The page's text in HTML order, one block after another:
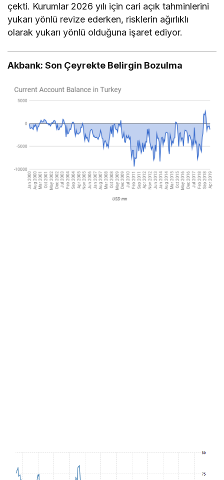
çekti. Kurumlar 2026 yılı için cari açık tahminlerini
yukarı yönlü revize ederken, risklerin ağırlıklı
olarak yukarı yönlü olduğuna işaret ediyor.
Akbank: Son Çeyrekte Belirgin Bozulma